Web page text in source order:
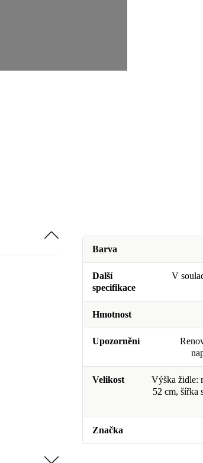
Barva
Další
specifikace
V
Hmotnost
Upozornění
Velikost
Výška židle:
52 cm, šířka
Značka